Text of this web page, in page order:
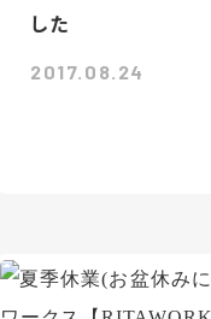
した
2017.08.24